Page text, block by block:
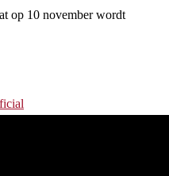
op 10 november wordt